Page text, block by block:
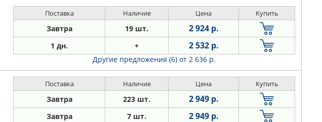
Поставка Наличие Цена Купить
Завтра 19 шт. 2 924 р.
1 дн. + 2 532 р.
Другие предложения (6) от 2 636 р.
Поставка Наличие Цена Купить
Завтра 223 шт. 2 949 р.
Завтра 7 шт. 2 949 р.